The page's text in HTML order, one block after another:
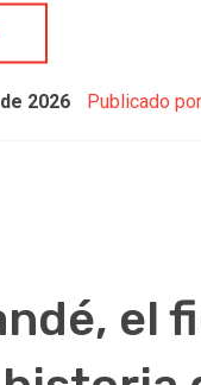
2026 Publicado
el